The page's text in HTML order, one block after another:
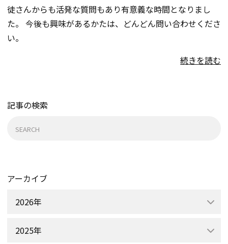
徒さんからも活発な質問もあり有意義な時間となりまし
た。 今後も興味があるかたは、どんどん問い合わせくださ
い。
続きを読む
記事の検索
アーカイブ
2026年
2025年